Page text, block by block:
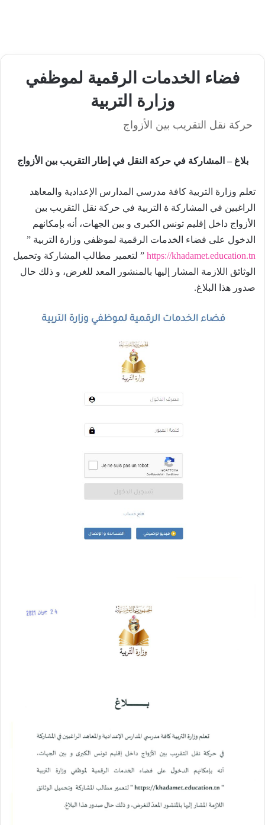
فضاء الخدمات الرقمية لموظفي
وزارة التربية
حركة نقل التقريب بين الأزواج
بلاغ – المشاركة في حركة النقل في إطار التقريب بين الأزواج
تعلم وزارة التربية كافة مدرسي المدارس الإعدادية والمعاهد
الراغبين في المشاركة ة التربية في حركة نقل التقريب بين
الأزواج داخل إقليم تونس الكبرى و بين الجهات، أنه بإمكانهم
الدخول على فضاء الخدمات الرقمية لموظفي وزارة التربية ”
https://khadamet.education.tn ” لتعمير مطالب المشاركة وتحميل
الوثائق اللازمة المشار إليها بالمنشور المعد للغرض، و ذلك حال
صدور هذا البلاغ.